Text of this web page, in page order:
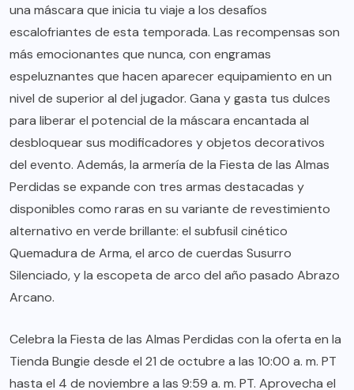
una máscara que inicia tu viaje a los desafíos
escalofriantes de esta temporada. Las recompensas son
más emocionantes que nunca, con engramas
espeluznantes que hacen aparecer equipamiento en un
nivel de superior al del jugador. Gana y gasta tus dulces
para liberar el potencial de la máscara encantada al
desbloquear sus modificadores y objetos decorativos
del evento. Además, la armería de la Fiesta de las Almas
Perdidas se expande con tres armas destacadas y
disponibles como raras en su variante de revestimiento
alternativo en verde brillante: el subfusil cinético
Quemadura de Arma, el arco de cuerdas Susurro
Silenciado, y la escopeta de arco del año pasado Abrazo
Arcano.
Celebra la Fiesta de las Almas Perdidas con la oferta en la
Tienda Bungie desde el 21 de octubre a las 10:00 a. m. PT
hasta el 4 de noviembre a las 9:59 a. m. PT. Aprovecha el